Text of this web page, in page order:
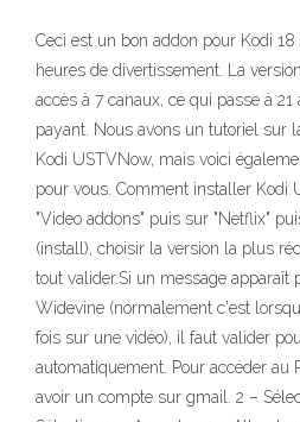
Ceci est un bon addon pour Kodi
heures de divertissement. La
accès à 7 canaux, ce qui passe à
payant. Nous avons un tutoriel sur
Kodi USTVNow, mais voici
pour vous. Comment installer Kodi
"Video addons" puis sur "Netflix"
(install), choisir la version la plus
tout valider.Si un message apparaît
Widevine (normalement c'est
fois sur une vidéo), il faut valider
automatiquement. Pour accéder au
avoir un compte sur gmail. 2 –